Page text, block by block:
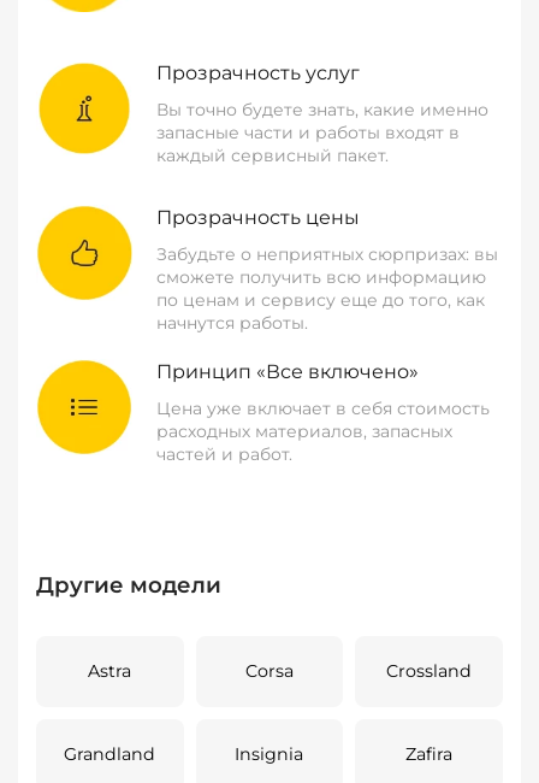
Прозрачность услуг
Вы точно будете знать, какие именно
запасные части и работы входят в
каждый сервисный пакет.
Прозрачность цены
Забудьте о неприятных сюрпризах: вы
сможете получить всю информацию
по ценам и сервису еще до того, как
начнутся работы.
Принцип «Все включено»
Цена уже включает в себя стоимость
расходных материалов, запасных
частей и работ.
Другие модели
Astra Corsa Crossland
Grandland Insignia Zafira